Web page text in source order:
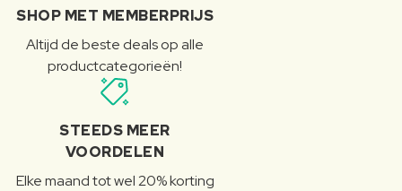
SHOP MET MEMBERPRIJS
Altijd de beste deals op alle
productcategorieën!
STEEDS MEER
VOORDELEN
Elke maand tot wel 20% korting